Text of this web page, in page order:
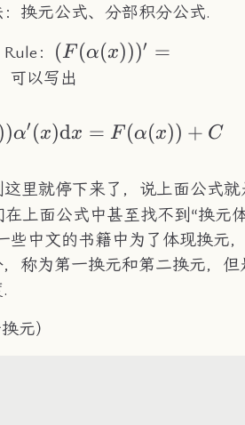
换元公式、分部积分公式.
： (F (α(x)))′ =
可以写出
\int
α′ (x)dx = F (α(x)) + C
里就停下来了，说上面公式就
在上面公式中甚至找不到“换元
些中文的书籍中为了体现换元
称为第一换元和第二换元，但
元）